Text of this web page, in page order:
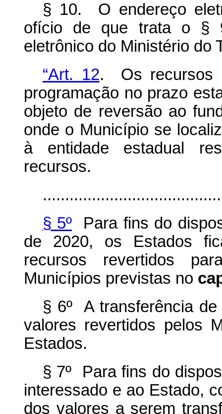
§ 10. O endereço
ofício de que trata o §
eletrônico do Ministério do
“Art. 12. Os recursos
programação no prazo
objeto de reversão ao
onde o Município se
à entidade estadual
recursos.
§ 5º Para fins do
de 2020, os Estados
recursos revertidos
Municípios previstas no
§ 6º A transferência
valores revertidos pelos
Estados.
§ 7º Para fins do
interessado e ao Estado,
dos valores a serem